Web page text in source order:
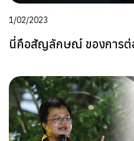
1/02/2023
นี่คือสัญลักษณ์ ของการต่